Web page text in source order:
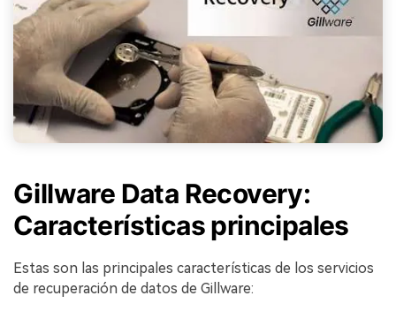
Gillware Data Recovery:
Características principales
Estas son las principales características de los servicios
de recuperación de datos de Gillware: